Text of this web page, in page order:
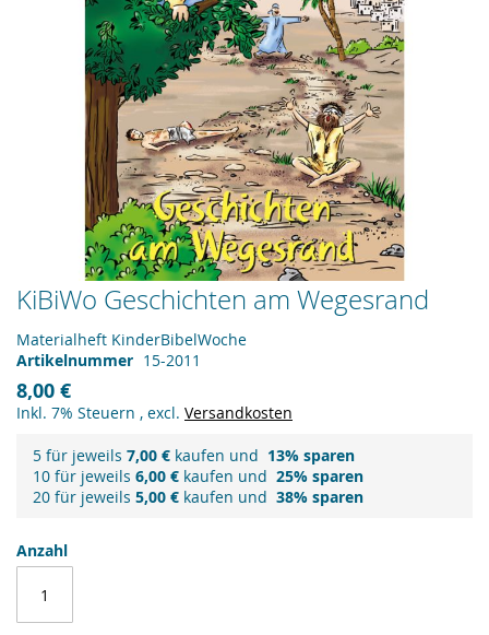
KiBiWo Geschichten am Wegesrand
Materialheft KinderBibelWoche
Artikelnummer 15-2011
8,00 €
Inkl. 7% Steuern , excl. Versandkosten
5 für jeweils 7,00 € kaufen und 13% sparen
10 für jeweils 6,00 € kaufen und 25% sparen
20 für jeweils 5,00 € kaufen und 38% sparen
Anzahl
Zum
Anfang
der
Bildergalerie
springen